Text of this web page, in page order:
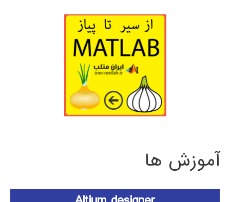
آموزش ها